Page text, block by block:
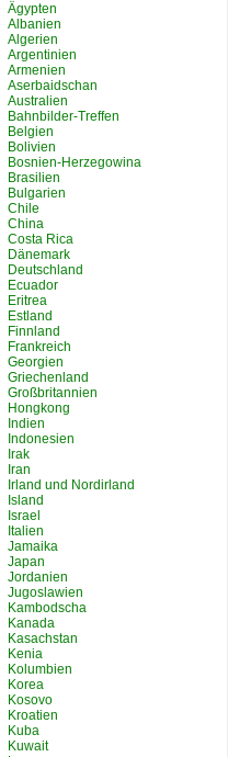
Ägypten
Albanien
Algerien
Argentinien
Armenien
Aserbaidschan
Australien
Bahnbilder-Treffen
Belgien
Bolivien
Bosnien-Herzegowina
Brasilien
Bulgarien
Chile
China
Costa Rica
Dänemark
Deutschland
Ecuador
Eritrea
Estland
Finnland
Frankreich
Georgien
Griechenland
Großbritannien
Hongkong
Indien
Indonesien
Irak
Iran
Irland und Nordirland
Island
Israel
Italien
Jamaika
Japan
Jordanien
Jugoslawien
Kambodscha
Kanada
Kasachstan
Kenia
Kolumbien
Korea
Kosovo
Kroatien
Kuba
Kuwait